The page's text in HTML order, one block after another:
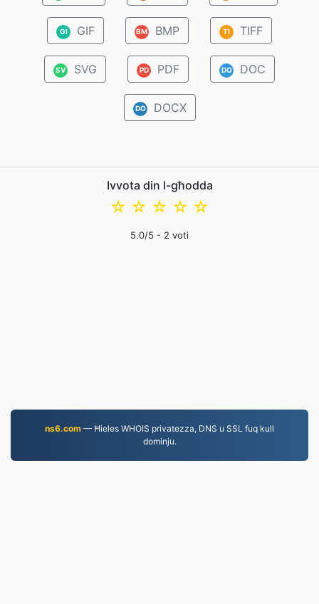
GI GIF BM BMP TI TIFF
SV SVG PD PDF DO DOC
DO DOCX
Ivvota din l-għodda
☆
☆
☆
☆
☆
5.0/5 - 2 voti
ns6.com — Ħieles WHOIS privatezza, DNS u SSL fuq kull
dominju.